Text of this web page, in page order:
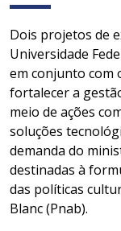
Dois projetos de
Universidade
em conjunto com
fortalecer a
meio de ações
soluções
demanda do
destinadas à
das políticas
Blanc (Pnab).